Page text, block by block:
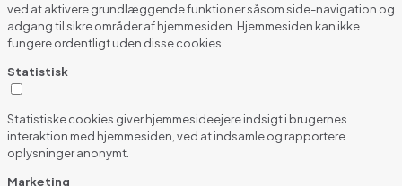
ved at aktivere grundlæggende funktioner såsom side-navigation og
adgang til sikre områder af hjemmesiden. Hjemmesiden kan ikke
fungere ordentligt uden disse cookies.
Statistisk
Statistiske cookies giver hjemmesideejere indsigt i brugernes
interaktion med hjemmesiden, ved at indsamle og rapportere
oplysninger anonymt.
Marketing